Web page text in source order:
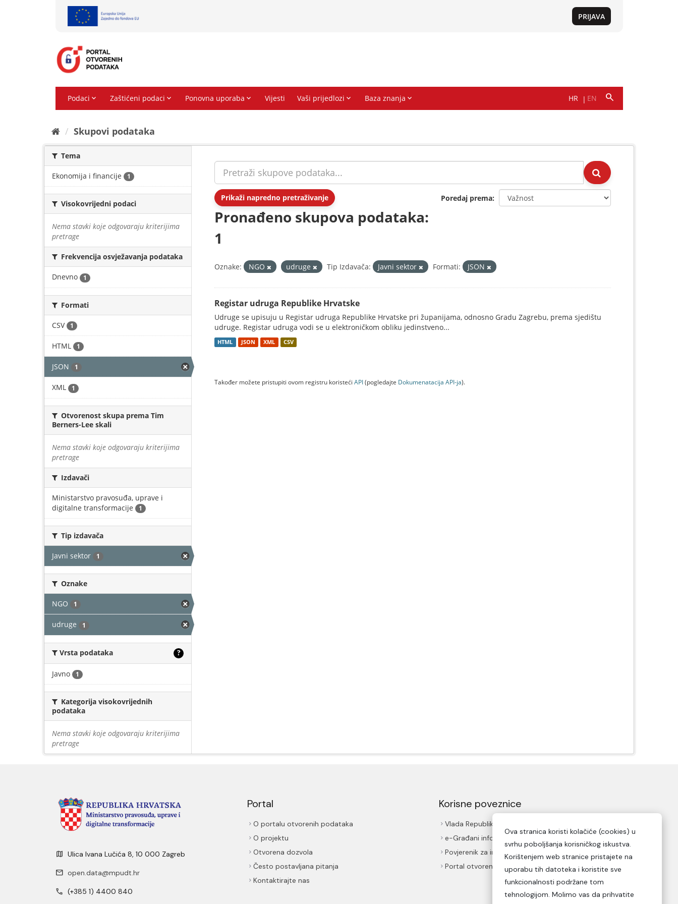
Skupovi podаtаkа
Tema
Ekonomija i financije 1
Visokovrijedni podaci
Nema stavki koje odgovaraju kriterijima
pretrage
Frekvencija osvježavanja podataka
Dnevno 1
Formati
CSV 1
HTML 1
JSON 1
XML 1
Otvorenost skupa prema Tim
Berners-Lee skali
Nema stavki koje odgovaraju kriterijima
pretrage
Izdavači
Ministarstvo pravosuđa, uprave i
digitalne transformacije
1
Tip izdavača
Javni sektor 1
Oznake
NGO 1
udruge 1
Vrsta podataka ?
Javno 1
Kategorija visokovrijednih
podataka
Nema stavki koje odgovaraju kriterijima
pretrage
Prikaži napredno pretraživanje Poredaj prema
Pronađeno skupova podataka:
1
Oznake: NGO udruge Tip Izdavača: Javni sektor Formati: JSON
Registar udruga Republike Hrvatske
Udruge se upisuju u Registar udruga Republike Hrvatske pri županijama, odnosno Gradu Zagrebu, prema sjedištu
udruge. Registar udruga vodi se u elektroničkom obliku jedinstveno...
HTML JSON XML CSV
Također možete pristupiti ovom registru koristeći API(pogledajte Dokumenаtаcijа API-jа).